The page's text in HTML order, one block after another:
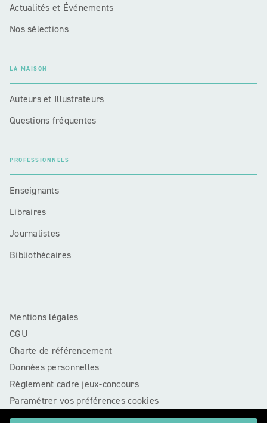
Actualités et Événements
Nos sélections
LA MAISON
Auteurs et Illustrateurs
Questions fréquentes
PROFESSIONNELS
Enseignants
Libraires
Journalistes
Bibliothécaires
Mentions légales
CGU
Charte de référencement
Données personnelles
Règlement cadre jeux-concours
Paramétrer vos préférences cookies